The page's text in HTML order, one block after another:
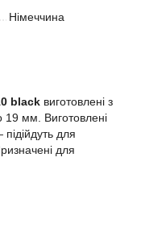
Німеччина
black виготовлені з
19 мм. Виготовлені
для
для